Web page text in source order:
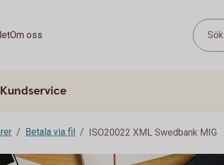
Om oss Sök
Kundservice
Betala via fil ISO20022 XML Swedbank MIG